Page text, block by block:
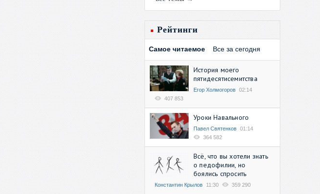
Рейтинги
Самое читаемое Все за сегодня
История моего
пятидесятисемитства
Егор Холмогоров 02:14
407 853
Уроки Навального
Павел Святенков 01:14
364 582
Всё, что вы хотели знать
о педофилии, но
боялись спросить
Константин Крылов 11:30 359 290